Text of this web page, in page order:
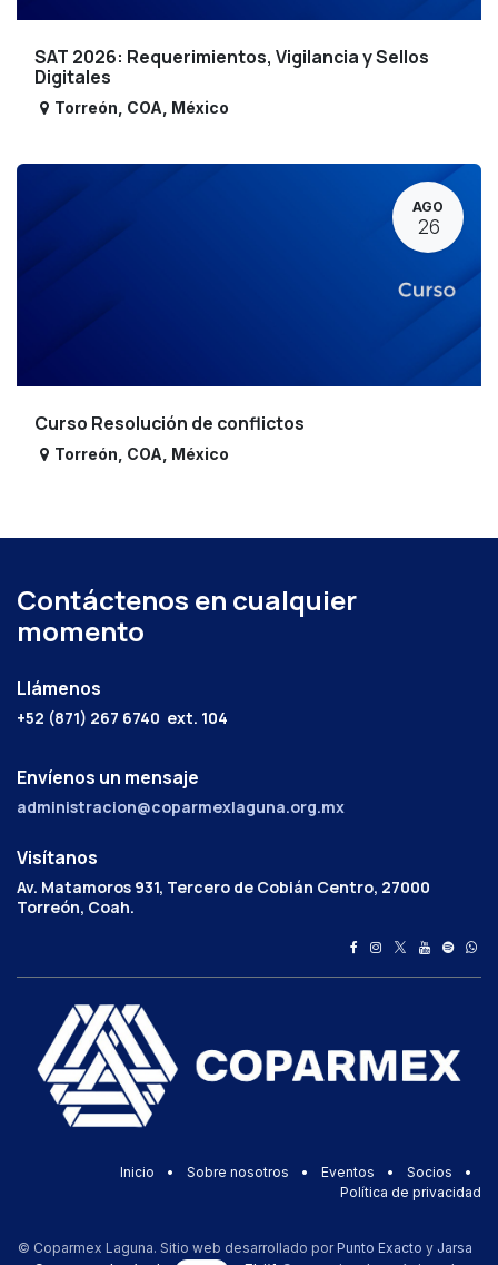
SAT 2026: Requerimientos, Vigilancia y Sellos
Digitales
Torreón COA México
AGO
26
Curso Resolución de conflictos
Torreón COA México
Contáctenos en cualquier
momento
Llámenos
+52 (871) 267 6740 ext. 104
Envíenos un mensaje
administracion@coparmexlaguna.org.mx
Visítanos
Av. Matamoros 931, Tercero de Cobián Centro, 27000
Torreón, Coah.
Inicio • Sobre nosotros • Eventos • Socios
•
Política de privacidad
© Coparmex Laguna. Sitio web desarrollado por Punto Exacto y Jarsa